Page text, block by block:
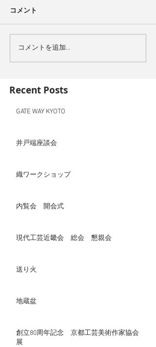
コメント
コメントを追加…
Recent Posts
GATE WAY KYOTO
井戸端座談会
織ワークショップ
内覧会 開会式
現代工芸近畿会 総会 懇親会
送り火
地蔵盆
創立80周年記念 京都工芸美術作家協会
展